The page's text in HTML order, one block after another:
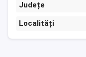
Județe
Localități